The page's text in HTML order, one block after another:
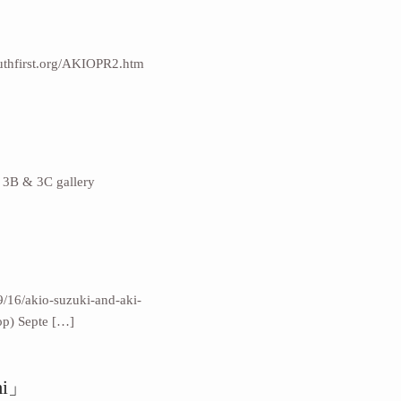
AKIOPR2.htm
& 3C gallery
16/akio-suzuki-and-aki-
Septe […]